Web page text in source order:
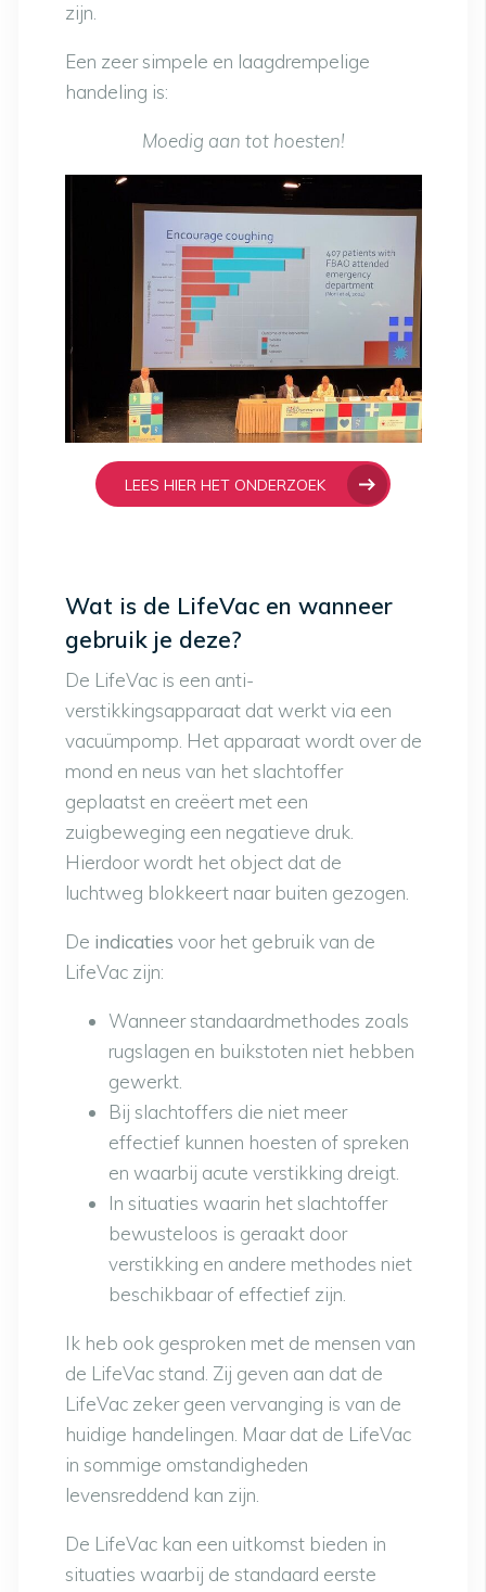
zijn.
Een zeer simpele en laagdrempelige
handeling is:
Moedig aan tot hoesten!
LEES HIER HET ONDERZOEK
Wat is de LifeVac en wanneer
gebruik je deze?
De LifeVac is een anti-
verstikkingsapparaat dat werkt via een
vacuümpomp. Het apparaat wordt over de
mond en neus van het slachtoffer
geplaatst en creëert met een
zuigbeweging een negatieve druk.
Hierdoor wordt het object dat de
luchtweg blokkeert naar buiten gezogen.
De indicaties voor het gebruik van de
LifeVac zijn:
Wanneer standaardmethodes zoals
rugslagen en buikstoten niet hebben
gewerkt.
Bij slachtoffers die niet meer
effectief kunnen hoesten of spreken
en waarbij acute verstikking dreigt.
In situaties waarin het slachtoffer
bewusteloos is geraakt door
verstikking en andere methodes niet
beschikbaar of effectief zijn.
Ik heb ook gesproken met de mensen van
de LifeVac stand. Zij geven aan dat de
LifeVac zeker geen vervanging is van de
huidige handelingen. Maar dat de LifeVac
in sommige omstandigheden
levensreddend kan zijn.
De LifeVac kan een uitkomst bieden in
situaties waarbij de standaard eerste